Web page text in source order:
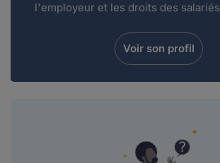
l'employeur et les droits des salariés
Voir son profil